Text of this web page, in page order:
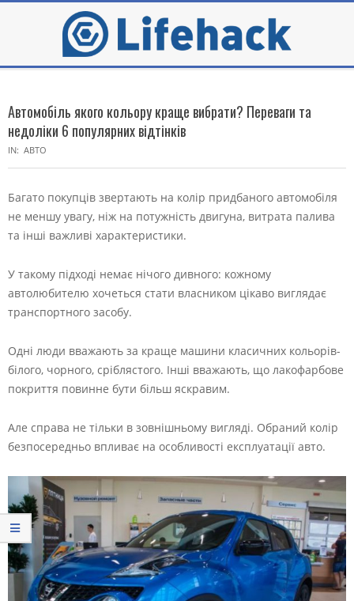
Menu
Автомобіль якого кольору краще вибрати? Переваги та
недоліки 6 популярних відтінків
IN: АВТО
Багато покупців звертають на колір придбаного автомобіля
не меншу увагу, ніж на потужність двигуна, витрата палива
та інші важливі характеристики.
У такому підході немає нічого дивного: кожному
автолюбителю хочеться стати власником цікаво виглядає
транспортного засобу.
Одні люди вважають за краще машини класичних кольорів-
білого, чорного, сріблястого. Інші вважають, що лакофарбове
покриття повинне бути більш яскравим.
Але справа не тільки в зовнішньому вигляді. Обраний колір
безпосередньо впливає на особливості експлуатації авто.